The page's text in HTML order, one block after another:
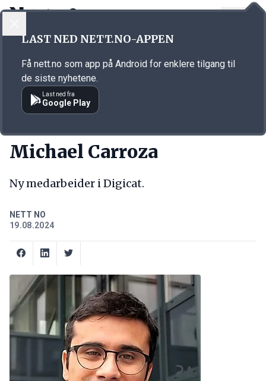
Annonsørinnhold
Michael Carroza
Ny medarbeider i Digicat.
NETT NO
19.08.2024
LAST NED NETT.NO-APPEN
Få nett.no som app på Android for enklere tilgang til
de siste nyhetene.
Last ned fra
Google Play